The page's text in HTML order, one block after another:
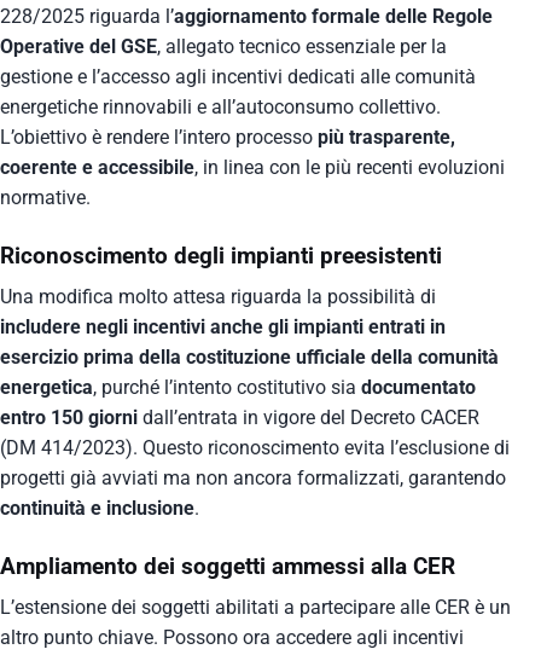
228/2025 riguarda l’aggiornamento formale delle Regole
Operative del GSE, allegato tecnico essenziale per la
gestione e l’accesso agli incentivi dedicati alle comunità
energetiche rinnovabili e all’autoconsumo collettivo.
L’obiettivo è rendere l’intero processo più trasparente,
coerente e accessibile, in linea con le più recenti evoluzioni
normative.
Riconoscimento degli impianti preesistenti
Una modifica molto attesa riguarda la possibilità di
includere negli incentivi anche gli impianti entrati in
esercizio prima della costituzione ufficiale della comunità
energetica, purché l’intento costitutivo sia documentato
entro 150 giorni dall’entrata in vigore del Decreto CACER
(DM 414/2023). Questo riconoscimento evita l’esclusione di
progetti già avviati ma non ancora formalizzati, garantendo
continuità e inclusione.
Ampliamento dei soggetti ammessi alla CER
L’estensione dei soggetti abilitati a partecipare alle CER è un
altro punto chiave. Possono ora accedere agli incentivi